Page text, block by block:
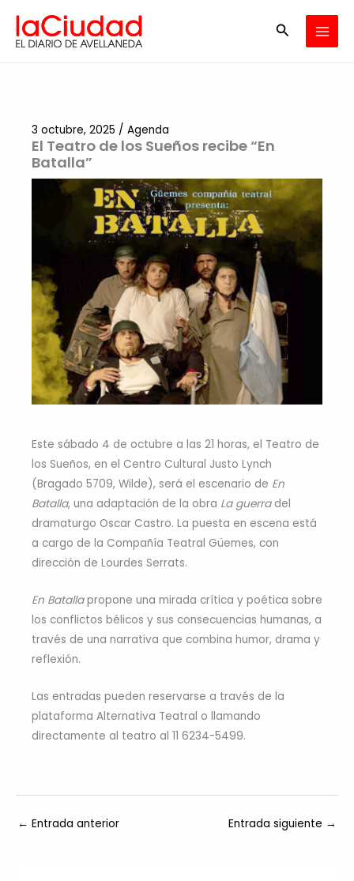
contenido
Buscar
El Teatro de los Sueños recibe “En
Batalla”
3 octubre, 2025 / Agenda
Este sábado 4 de octubre a las 21 horas, el Teatro de
los Sueños, en el Centro Cultural Justo Lynch
(Bragado 5709, Wilde), será el escenario de En
Batalla, una adaptación de la obra La guerradel
dramaturgo Oscar Castro. La puesta en escena está
a cargo de la Compañía Teatral Güemes, con
dirección de Lourdes Serrats.
En Batallapropone una mirada crítica y poética sobre
los conflictos bélicos y sus consecuencias humanas, a
través de una narrativa que combina humor, drama y
reflexión.
Las entradas pueden reservarse a través de la
plataforma Alternativa Teatral o llamando
directamente al teatro al 11 6234-5499.
← Entrada anterior Entrada siguiente →